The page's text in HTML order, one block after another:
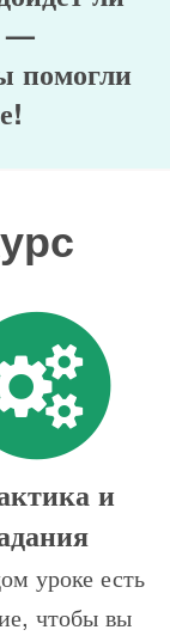
—
помогли
и
уроке есть
чтобы вы